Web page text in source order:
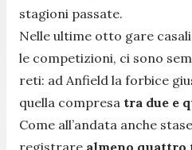
stagioni passate.
Nelle ultime otto gare
le competizioni, ci sono
reti: ad Anfield la forbice
quella compresa tra due e
Come all’andata anche
registrare almeno